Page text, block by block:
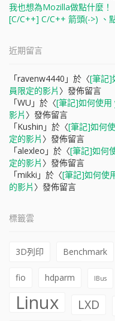
我也想為Mozilla做點什麼！
[C/C++] C/C++ 箭頭(->) 、
近期留言
「ravenw4440 」於〈[筆記]
員限定的影片 〉發佈留言
「WU 」於〈[筆記]如何使
影片 〉發佈留言
「Kushin 」於〈[筆記]如何
定的影片 〉發佈留言
「alexleo 」於〈[筆記]如何
定的影片 〉發佈留言
「mikki 」於〈[筆記]如何使
的影片 〉發佈留言
標籤雲
3D列印 Benchmark
fio hdparm IBus
Linux LXD